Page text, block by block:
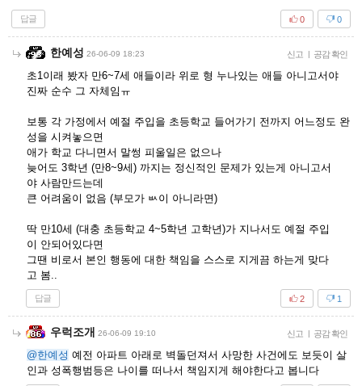
답글 0
0
한예성 26-06-09 18:23 신고 | 공감 확인
초1이래 봤자 만6~7세 애들이라 위로 형 누나있는 애들 아니고서야
진짜 순수 그 자체임ㅠ
보통 각 가정에서 예절 주입을 초등학교 들어가기 전까지 어느정도 완
성을 시켜놓으면
애가 학교 다니면서 말썽 피울일은 없으나
늦어도 3학년 (만8~9세) 까지는 정신적인 문제가 있는게 아니고서
야 사람만드는데
큰 어려움이 없음 (부모가 ㅄ이 아니라면)
딱 만10세 (대충 초등학교 4~5학년 고학년)가 지나서도 예절 주입
이 안되어있다면
그땐 비로서 본인 행동에 대한 책임을 스스로 지게끔 하는게 맞다
고 봄..
답글 1
2
우럭조개 26-06-09 19:10 신고 | 공감 확인
@한예성 예전 아파트 아래로 벽돌던져서 사망한 사건에도 보듯이 살
인과 성폭행범등은 나이를 떠나서 책임지게 해야한다고 봅니다